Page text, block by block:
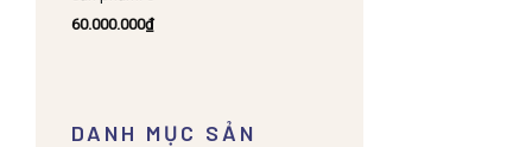
60.000.000₫
DANH MỤC SẢN